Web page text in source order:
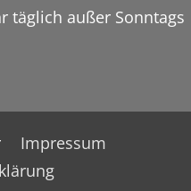
täglich außer Sonntags
Impressum